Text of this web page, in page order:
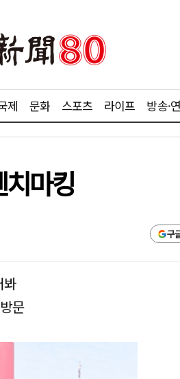
제 문화 스포츠 라이프 방송·
마킹
구
봐
문